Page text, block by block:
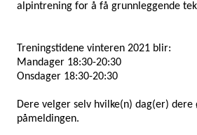
alpintrening for å få grunnleggende
Treningstidene vinteren 2021 blir:
Mandager 18:30-20:30
Onsdager 18:30-20:30
Dere velger selv hvilke(n) dag(er)
påmeldingen.